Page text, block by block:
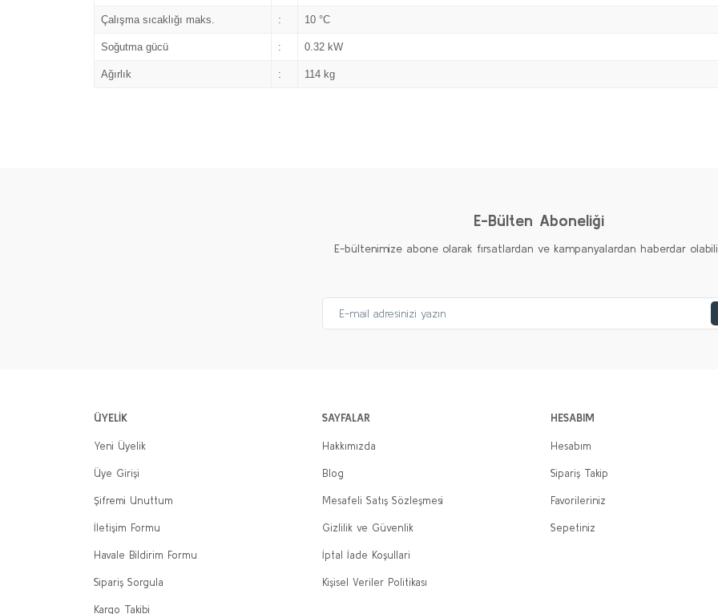
Çalışma sıcaklığı maks. : 10 °C
Soğutma gücü : 0.32 kW
Ağırlık : 114 kg
E-Bülten Aboneliği
E-bültenimize abone olarak fırsatlardan ve kampanyalardan haberdar
ÜYELİK
Yeni Üyelik
Üye Girişi
Şifremi Unuttum
İletişim Formu
Havale Bildirim Formu
Sipariş Sorgula
Kargo Takibi
SAYFALAR
Hakkımızda
Blog
Mesafeli Satış Sözleşmesi
Gizlilik ve Güvenlik
İptal İade Koşullari
Kişisel Veriler Politikası
HESABIM
Hesabım
Sipariş Takip
Favorileriniz
Sepetiniz